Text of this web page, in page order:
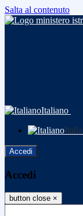
Salta al contenuto
Italiano
Accedi
Accedi
button close ×